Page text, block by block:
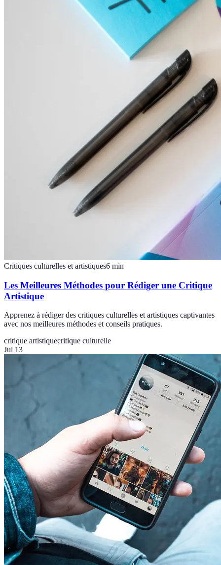
Critiques culturelles et artistiques6 min
Les Meilleures Méthodes pour Rédiger une Critique
Artistique
Apprenez à rédiger des critiques culturelles et artistiques captivantes
avec nos meilleures méthodes et conseils pratiques.
critique artistiquecritique culturelle
Jul 13